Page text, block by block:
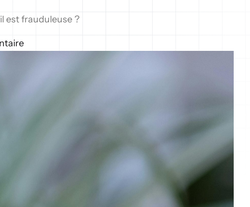
est frauduleuse ?